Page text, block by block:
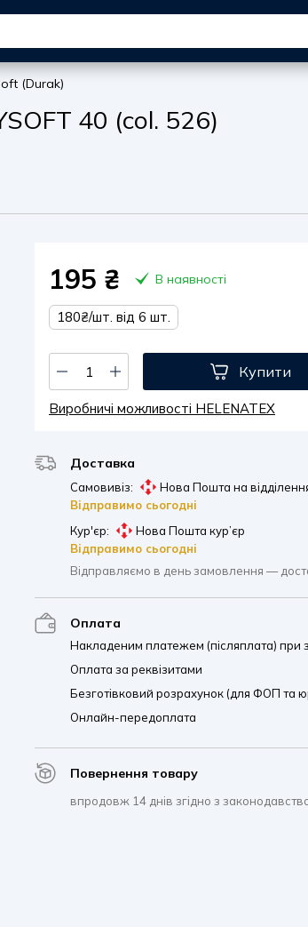
(Durak)
40 (col. 526)
195 ₴ В наявності
180₴/шт. від 6 шт.
Купити
Виробничі можливості HELENATEX
Доставка
Самовивіз:
Нова Пошта на
Відправимо сьогодні
Кур'єр:
Нова Пошта кур’єр
Відправимо сьогодні
Відправляємо в день замовлення —
Оплата
Накладеним платежем (післяплата) при
Оплата за реквізитами
Безготівковий розрахунок (для ФОП та
Онлайн-передоплата
Повернення товару
впродовж 14 днів згідно з